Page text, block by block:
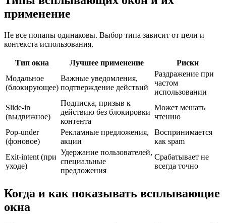
применение
Не все попапы одинаковы. Выбор типа зависит от цели и
контекста использования.
Тип окна Лучшее применение
Риски
Модальное
(блокирующее)
Важные уведомления,
подтверждение действий
Раздражение при
частом
использовании
Slide-in
(выдвижное)
Подписка, призыв к
действию без блокировки
контента
Может мешать
чтению
Pop-under
(фоновое)
Рекламные предложения,
акции
Воспринимается
как spam
Exit-intent (при
уходе)
Удержание пользователей,
специальные
предложения
Срабатывает не
всегда точно
Когда и как показывать всплывающие
окна